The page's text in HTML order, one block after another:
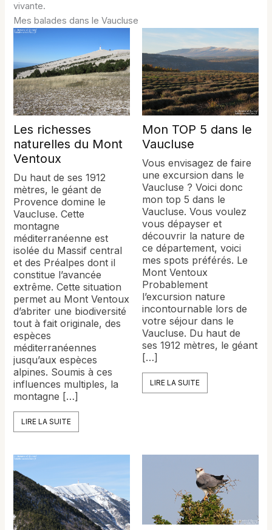
vivante.
Mes balades dans le Vaucluse
Les richesses
naturelles du Mont
Ventoux
Du haut de ses 1912
mètres, le géant de
Provence domine le
Vaucluse. Cette
montagne
méditerranéenne est
isolée du Massif central
et des Préalpes dont il
constitue l’avancée
extrême. Cette situation
permet au Mont Ventoux
d’abriter une biodiversité
tout à fait originale, des
espèces
méditerranéennes
jusqu’aux espèces
alpines. Soumis à ces
influences multiples, la
montagne […]
LIRE LA SUITE
Mon TOP 5 dans le
Vaucluse
Vous envisagez de faire
une excursion dans le
Vaucluse ? Voici donc
mon top 5 dans le
Vaucluse. Vous voulez
vous dépayser et
découvrir la nature de
ce département, voici
mes spots préférés. Le
Mont Ventoux
Probablement
l’excursion nature
incontournable lors de
votre séjour dans le
Vaucluse. Du haut de
ses 1912 mètres, le géant
[…]
LIRE LA SUITE